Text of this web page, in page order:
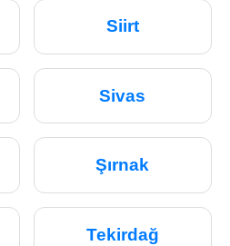
Siirt
Sivas
Şırnak
Tekirdağ